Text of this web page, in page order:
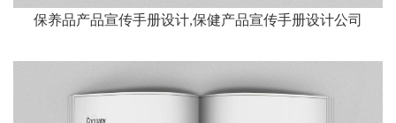
保养品产品宣传手册设计,保健产品宣传手册设计公司